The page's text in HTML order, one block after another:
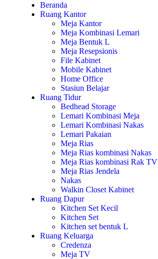
Beranda
Ruang Kantor
Meja Kantor
Meja Kombinasi Lemari
Meja Bentuk L
Meja Resepsionis
File Kabinet
Mobile Kabinet
Home Office
Stasiun Belajar
Ruang Tidur
Bedhead Storage
Lemari Kombinasi Meja
Lemari Kombinasi Nakas
Lemari Pakaian
Meja Rias
Meja Rias kombinasi Nakas
Meja Rias kombinasi Rak TV
Meja Rias Jendela
Nakas
Walkin Closet Kabinet
Ruang Dapur
Kitchen Set Kecil
Kitchen Set
Kitchen set bentuk L
Ruang Keluarga
Credenza
Meja TV